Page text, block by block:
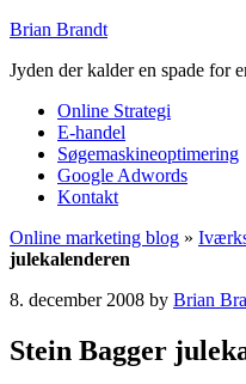
Brian Brandt
Jyden der kalder en spade for
Online Strategi
E-handel
Søgemaskineoptimering
Google Adwords
Kontakt
Online marketing blog »
julekalenderen
8. december 2008 by Brian
Stein Bagger